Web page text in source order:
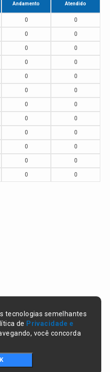
Andamento Atendido
0 0
0 0
0 0
0 0
0 0
0 0
0 0
0 0
0 0
0 0
0 0
0 0
tecnologias semelhantes
de Privacidade e
você concorda